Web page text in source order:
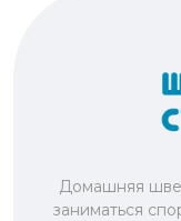
Домашняя
заниматься